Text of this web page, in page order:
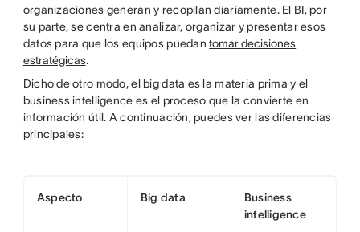
organizaciones generan y recopilan diariamente. El BI, por
su parte, se centra en analizar, organizar y presentar esos
datos para que los equipos puedantomar decisiones
estratégicas.
Dicho de otro modo, el big data es la materia prima y el
business intelligence es el proceso que la convierte en
información útil. A continuación, puedes ver las diferencias
principales:
Aspecto Big data
Business
intelligence